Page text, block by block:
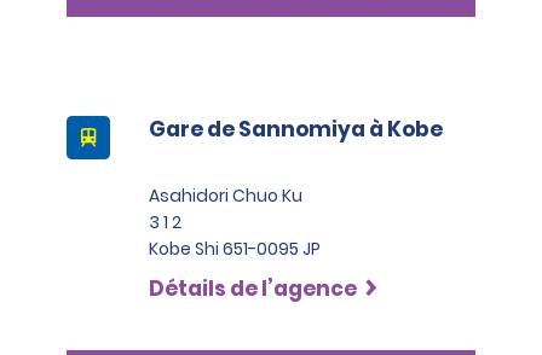
Gare de Sannomiya à Kobe
Asahidori Chuo Ku
3 1 2
Kobe Shi 651-0095 JP
Détails de l’agence